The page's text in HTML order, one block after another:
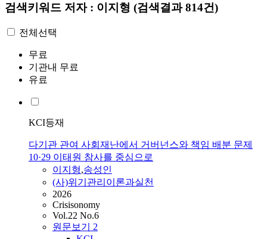
검색키워드 저자 : 이지형 (검색결과 814건)
전체선택
무료
기관내 무료
유료
KCI등재
다기관 관여 사회재난에서 거버넌스와 책임 배분 문제
10·29 이태원 참사를 중심으로
이지형,송성인
(사)위기관리이론과실천
2026
Crisisonomy
Vol.22 No.6
원문보기 2